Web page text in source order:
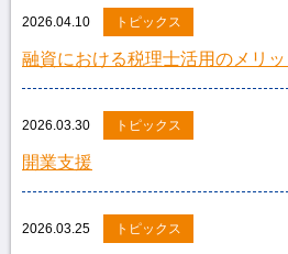
2026.04.10 トピックス
融資における税理士活用のメリッ
2026.03.30 トピックス
開業支援
2026.03.25 トピックス